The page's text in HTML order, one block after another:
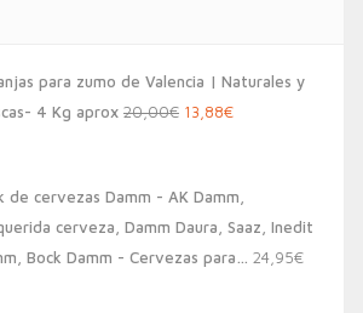
para zumo de Valencia | Naturales y
4 Kg aprox 20,00€ El
era:
20,00€.
13,88€El
es:
13,88€.
de cervezas Damm - AK Damm,
cerveza, Damm Daura, Saaz, Inedit
Bock Damm - Cervezas para… 24,95€